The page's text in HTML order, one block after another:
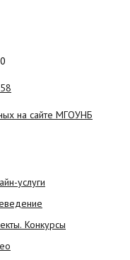
на сайте МГОУНБ
услуги
Конкурсы